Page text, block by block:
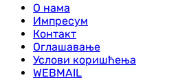
О нама
Импресум
Контакт
Оглашавање
Услови коришћења
WEBMAIL